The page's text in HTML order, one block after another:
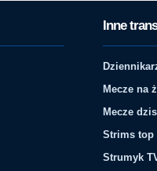
Inne
Mecze na
Mecze
Strims top
Strumyk